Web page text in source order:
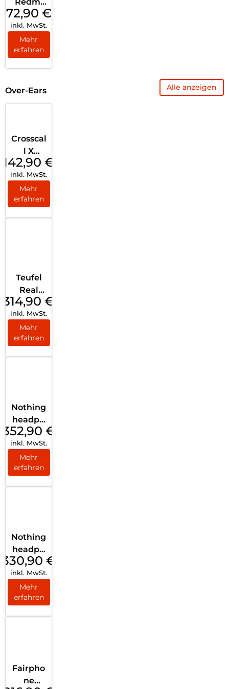
Buds 5
Pro
moonlig
ht
72,90 €
inkl. MwSt.
Mehr
erfahren
Over-Ears Alle anzeigen
Crosscal
l X
VIBES
Black
142,90 €
inkl. MwSt.
Mehr
erfahren
Teufel
Real
Blue
Pro
Titaniu
m Grey
314,90 €
inkl. MwSt.
Mehr
erfahren
Nothing
headph
one (1)
Weiß
352,90 €
inkl. MwSt.
Mehr
erfahren
Nothing
headph
one (1)
Schwar
z
330,90 €
inkl. MwSt.
Mehr
erfahren
Fairpho
ne